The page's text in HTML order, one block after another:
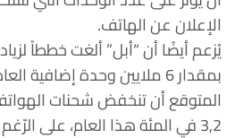
الإعلان عن الهاتف.
بمقدار 6 ملايين وحدة
المتوقع أن تنخفض شحنات
3,2 في المئة هذا العام، على